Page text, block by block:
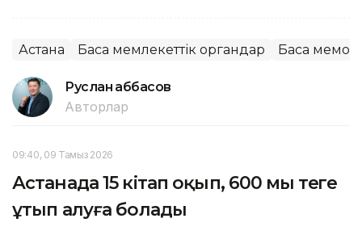
Астана Басқа мемлекеттік органдар Басқа
Руслан Ғаббасов
Авторлар
09:40, 09 Тамыз 2026
Астанада 15 кітап оқып, 600 мың теңге
ұтып алуға болады